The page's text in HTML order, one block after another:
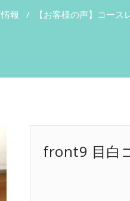
報 / 【お客様の声】コー
front9 目白